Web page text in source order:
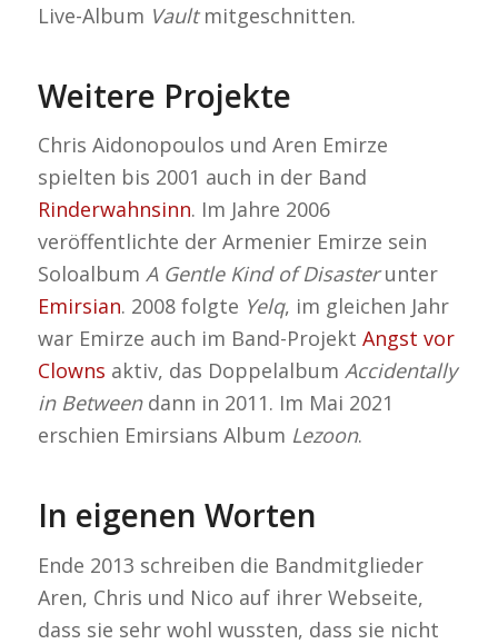
Live-Album Vaultmitgeschnitten.
Weitere Projekte
Chris Aidonopoulos und Aren Emirze
spielten bis 2001 auch in der Band
Rinderwahnsinn. Im Jahre 2006
veröffentlichte der Armenier Emirze sein
Soloalbum A Gentle Kind of Disasterunter
Emirsian. 2008 folgte Yelq, im gleichen Jahr
war Emirze auch im Band-Projekt Angst vor
Clowns aktiv, das Doppelalbum Accidentally
in Betweendann in 2011. Im Mai 2021
erschien Emirsians Album Lezoon.
In eigenen Worten
Ende 2013 schreiben die Bandmitglieder
Aren, Chris und Nico auf ihrer Webseite,
dass sie sehr wohl wussten, dass sie nicht